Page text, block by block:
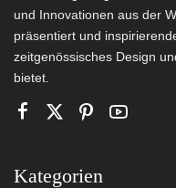
und Innovationen aus der
präsentiert und
zeitgenössisches Design
bietet.
Kategorien